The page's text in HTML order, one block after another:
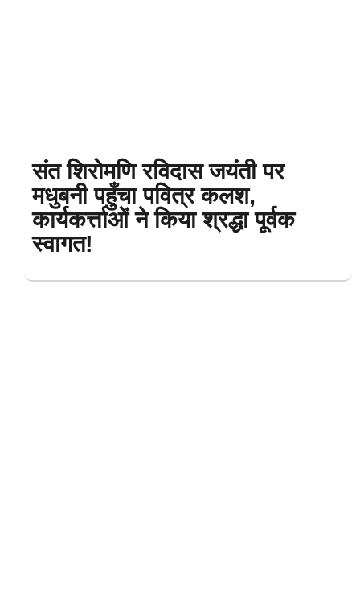
संत शिरोमणि रविदास जयंती पर
मधुबनी पहुँचा पवित्र कलश,
कार्यकर्त्ताओं ने किया श्रद्धा पूर्वक
स्वागत!